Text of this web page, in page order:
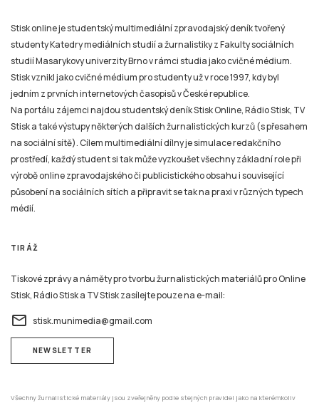
Stisk online je studentský multimediální zpravodajský deník tvořený
studenty Katedry mediálních studií a žurnalistiky z Fakulty sociálních
studií Masarykovy univerzity Brno v rámci studia jako cvičné médium.
Stisk vznikl jako cvičné médium pro studenty už v roce 1997, kdy byl
jedním z prvních internetových časopisů v České republice.
Na portálu zájemci najdou studentský deník Stisk Online, Rádio Stisk, TV
Stisk a také výstupy některých dalších žurnalistických kurzů (s přesahem
na sociální sítě). Cílem multimediální dílny je simulace redakčního
prostředí, každý student si tak může vyzkoušet všechny základní role při
výrobě online zpravodajského či publicistického obsahu i související
působení na sociálních sítích a připravit se tak na praxi v různých typech
médií.
TIRÁŽ
Tiskové zprávy a náměty pro tvorbu žurnalistických materiálů pro Online
Stisk, Rádio Stisk a TV Stisk zasílejte pouze na e-mail:
email stisk.munimedia@gmail.com
NEWSLETTER
Všechny žurnalistické materiály jsou zveřejněny podle stejných pravidel jako na kterémkoliv